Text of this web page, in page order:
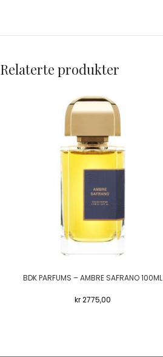
Relaterte produkter
BDK PARFUMS – AMBRE SAFRANO 100ML
kr2775,00